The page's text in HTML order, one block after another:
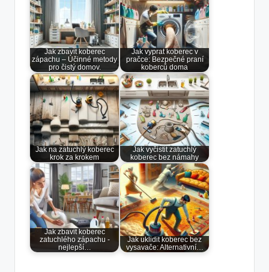
Jak zbavit koberec
zápachu – Účinné metody
pro čistý domov.
Jak vyprat koberec v
pračce: Bezpečné praní
koberců doma
Jak na zatuchlý koberec
krok za krokem
Jak vyčistit zatuchlý
koberec bez námahy
Jak zbavit koberec
zatuchlého zápachu -
nejlepší…
Jak uklidit koberec bez
vysavače: Alternativní…